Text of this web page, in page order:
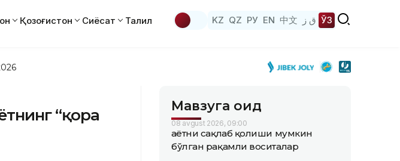
Қозоғистон Сиёсат Таҳлил KZ QZ РУ EN 中文 ق ز ЎЗ
“қора
Мавзуга оид
08 avgust 2026, 09:00
Ҳаётни сақлаб қолиши мумкин
бўлган рақамли воситалар